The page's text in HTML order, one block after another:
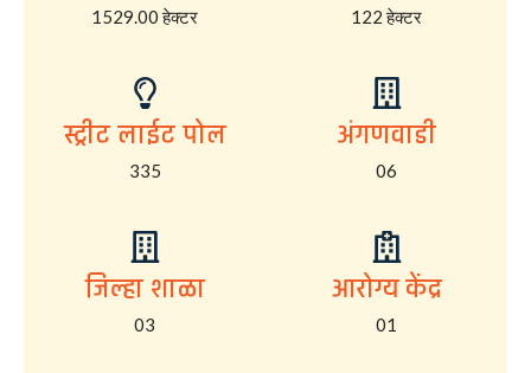
1529.00 हेक्टर 122 हेक्टर
स्ट्रीट लाईट पोल
335
अंगणवाडी
06
जिल्हा शाळा
03
आरोग्य केंद्र
01